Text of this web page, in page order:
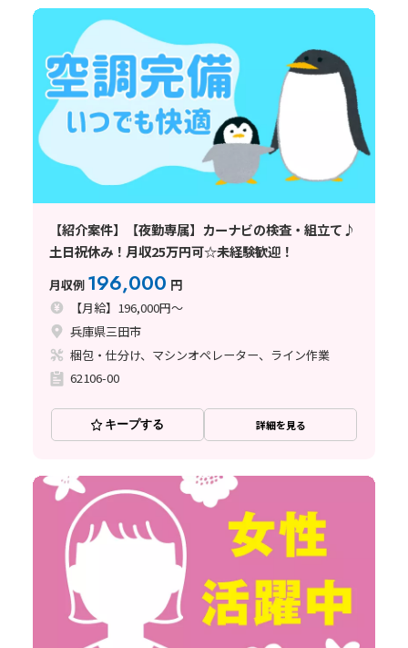
【紹介案件】【夜勤専属】カーナビの検査・組立て♪
土日祝休み！月収25万円可☆未経験歓迎！
月収例 196,000 円
【月給】196,000円～
兵庫県三田市
梱包・仕分け、マシンオペレーター、ライン作業
62106-00
キープする 詳細を見る